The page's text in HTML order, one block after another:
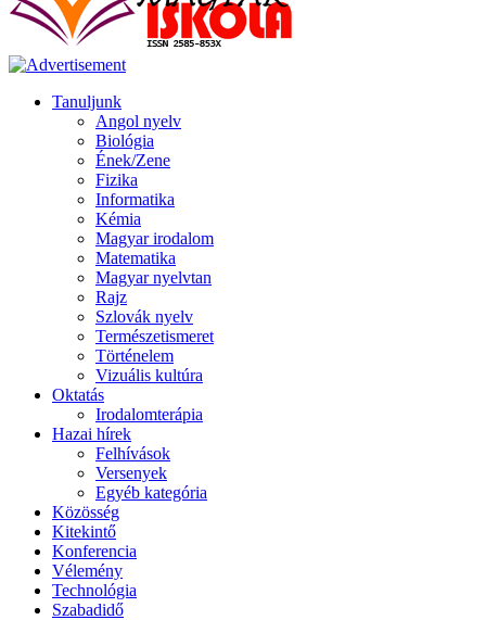
Tanuljunk
Angol nyelv
Biológia
Ének/Zene
Fizika
Informatika
Kémia
Magyar irodalom
Matematika
Magyar nyelvtan
Rajz
Szlovák nyelv
Természetismeret
Történelem
Vizuális kultúra
Oktatás
Irodalomterápia
Hazai hírek
Felhívások
Versenyek
Egyéb kategória
Közösség
Kitekintő
Konferencia
Vélemény
Technológia
Szabadidő